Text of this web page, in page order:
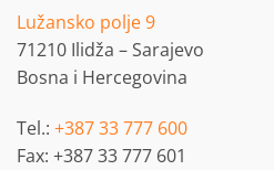
Lužansko polje 9
71210 Ilidža – Sarajevo
Bosna i Hercegovina
Tel.: +387 33 777 600
Fax: +387 33 777 601